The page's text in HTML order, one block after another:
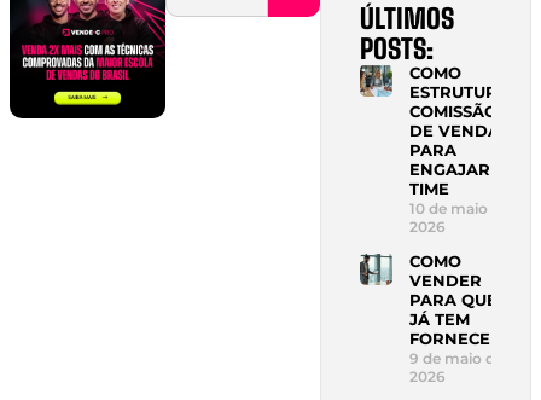
ÚLTIMOS
POSTS:
COMO
ESTRUTURAR
COMISSÃO
DE VENDAS
PARA
ENGAJAR
TIME
10 de maio de
2026
COMO
VENDER
PARA QUEM
JÁ TEM
FORNECEDOR
9 de maio de
2026